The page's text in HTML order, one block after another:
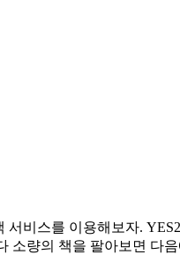
비스를 이용해보자.
소량의 책을 팔아보면 다